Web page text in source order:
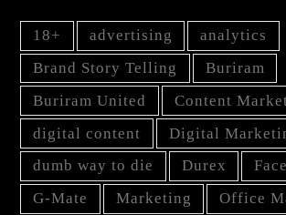
18+ advertising
analytics
Brand Story Telling
Buriram
Buriram United
Content
digital content
Digital
dumb way to die
Durex
G-Mate
Marketing
Office